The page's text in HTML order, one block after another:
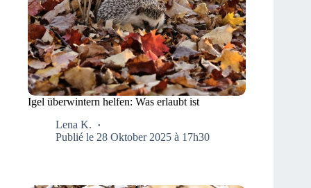
Igel überwintern helfen: Was erlaubt ist
Lena K.
Publié le 28 Oktober 2025 à 17h30